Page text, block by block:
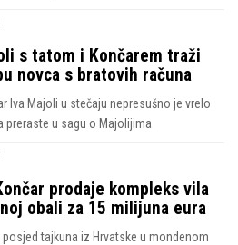
s tatom i Končarem traži
novca s bratovih računa
Iva Majoli u stečaju nepresušno je vrelo
preraste u sagu o Majolijima
prodaje kompleks vila
obali za 15 milijuna eura
posjed tajkuna iz Hrvatske u mondenom